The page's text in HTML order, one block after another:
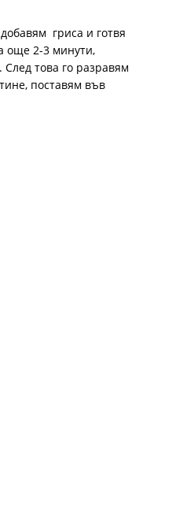
гриса и готвя
още 2-3 минути,
това го разравям
поставям във